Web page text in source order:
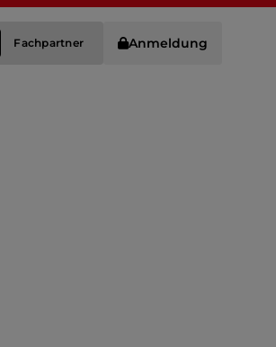
Fachpartner Anmeldung